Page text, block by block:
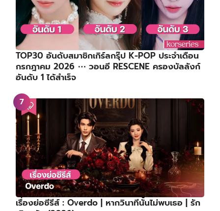
TOP30 อันดับสมาชิกเกิร์ลกรุ๊ป K-POP ประจำเดือน
กรกฎาคม 2026 ⋯ วอนอี RESCENE ครองบัลลังก์
อันดับ 1 ได้สำเร็จ
เรื่องย่อซีรีส์ : Overdo | หากวินาทีนั้นไม่พบเธอ | รัก